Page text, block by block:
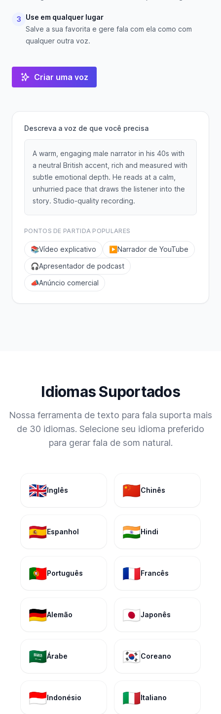
3
Use em qualquer lugar
Salve a sua favorita e gere fala com ela como com
qualquer outra voz.
Criar uma voz
Descreva a voz de que você precisa
A warm, engaging male narrator in his 40s with
a neutral British accent, rich and measured with
subtle emotional depth. He reads at a calm,
unhurried pace that draws the listener into the
story. Studio-quality recording.
PONTOS DE PARTIDA POPULARES
📚Vídeo explicativo ▶️ Narrador de YouTube
🎧Apresentador de podcast
📣Anúncio comercial
Idiomas Suportados
Nossa ferramenta de texto para fala suporta mais
de 30 idiomas. Selecione seu idioma preferido
para gerar fala de som natural.
🇬🇧Inglês 🇨🇳Chinês
🇪🇸Espanhol 🇮🇳Hindi
🇵🇹Português 🇫🇷Francês
🇩🇪Alemão 🇯🇵Japonês
🇸🇦Árabe 🇰🇷Coreano
🇮🇩Indonésio 🇮🇹Italiano